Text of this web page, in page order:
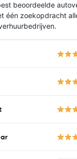
beoordeelde
één zoekopdracht